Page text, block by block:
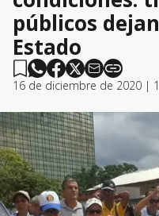
públicos
Estado
16 de diciembre de 2020 |